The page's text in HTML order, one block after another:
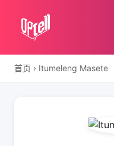
首页 › Itumeleng Masete